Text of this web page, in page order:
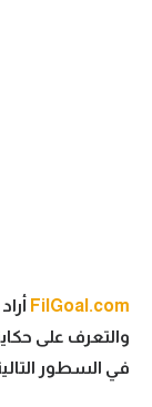
سعودي في الجول
الدوري الإنجليزي
الدوري الإسباني
FilGoal.com
والتعرف على
في السطور